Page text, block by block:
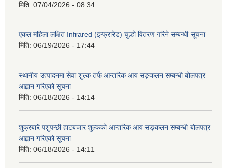
मिति: 07/04/2026 - 08:34
एकल महिला लक्षित Infrared (इन्फ्रारेड) चुल्हो वितरण गरिने सम्बन्धी सूचना
मिति: 06/19/2026 - 17:44
स्थानीय उत्पादनमा सेवा शुल्क तर्फ आन्तरिक आय सङ्कलन सम्बन्धी बोलपत्र
आह्वान गरिएको सूचना
मिति: 06/18/2026 - 14:14
शुक्रबारे पशुपन्छी हाटबजार शुल्कको आन्तरिक आय सङ्कलन सम्बन्धी बोलपत्र
आह्वान गरिएको सूचना
मिति: 06/18/2026 - 14:11